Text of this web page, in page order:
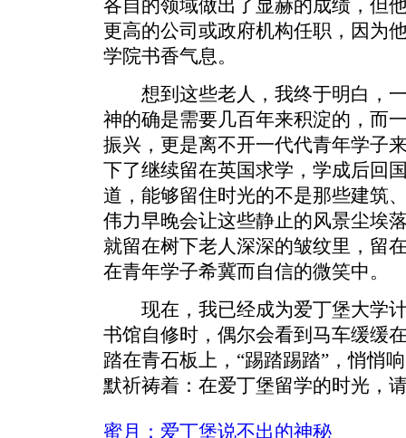
各自的领域做出了显赫的成绩，但
更高的公司或政府机构任职，因为
学院书香气息。
想到这些老人，我终于明白，一
神的确是需要几百年来积淀的，而
振兴，更是离不开一代代青年学子
下了继续留在英国求学，学成后回
道，能够留住时光的不是那些建筑
伟力早晚会让这些静止的风景尘埃
就留在树下老人深深的皱纹里，留
在青年学子希冀而自信的微笑中。
现在，我已经成为爱丁堡大学计
书馆自修时，偶尔会看到马车缓缓
踏在青石板上，“踢踏踢踏”，悄悄
默祈祷着：在爱丁堡留学的时光，
蜜月：爱丁堡说不出的神秘